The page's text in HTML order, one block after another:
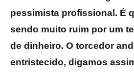
pessimista profissional. É
sendo muito ruim por um
de dinheiro. O torcedor
entristecido, digamos